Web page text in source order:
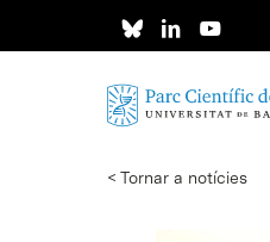
< Tornar a notícies